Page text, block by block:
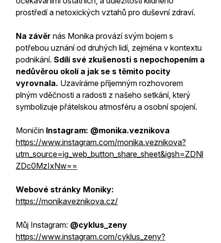
prostředí a netoxických vztahů pro duševní zdraví.
Na závěr nás Monika provází svým bojem s
potřebou uznání od druhých lidí, zejména v kontextu
podnikání. Sdílí své zkušenosti s nepochopením a
nedůvěrou okolí a jak se s těmito pocity
vyrovnala. Uzavíráme příjemným rozhovorem
plným vděčnosti a radosti z našeho setkání, který
symbolizuje přátelskou atmosféru a osobní spojení.
Moničin Instagram: @monika.veznikova
https://www.instagram.com/monika.veznikova?
utm_source=ig_web_button_share_sheet&igsh=ZDNl
ZDc0MzIxNw==
Webové stránky Moniky:
https://monikaveznikova.cz/
Můj Instagram: @cyklus_zeny
https://www.instagram.com/cyklus_zeny?